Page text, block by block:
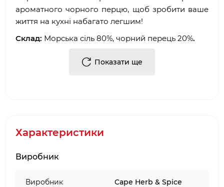
ароматного чорного перцю, щоб зробити ваше
життя на кухні набагато легшим!
Склад: Морська сіль 80%, чорний перець 20%.
Харчова та енергетична цінність (в 100гр):
ккал, білок: 2,1 г, вуглеводи: 13г, з яких цукру: 0,0г,
Показати ще
Характеристики
Виробник
Виробник Cape Herb & Spice